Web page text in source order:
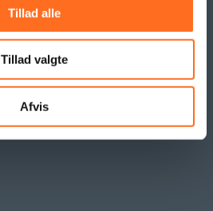
Tillad alle
Tillad valgte
Afvis